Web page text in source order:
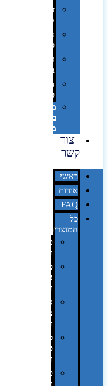
דפוס
סובלימציה
הדפס
פרוצס
חריטה
בלייזר
מהו
פנטון?
מיתוג
באמצעות
מדבקות
צור
קשר
ראשי
אודות
FAQ
כל
המוצרים
טכנולוגיה
וגאדג'טים
פנאי,
נופש
ונסיעות
סביבת
משרד
ופרימיום
כלים,
פנסים
ורכב
טקסטיל
וחורף